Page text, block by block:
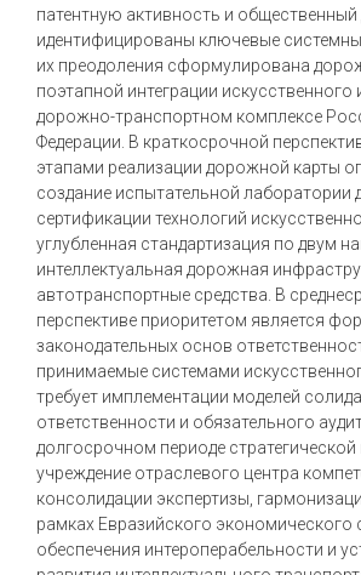
патентную активность и общественный
идентифицированы ключевые
их преодоления сформулирована
поэтапной интеграции искусственного
дорожно-транспортном комплексе
Федерации. В краткосрочной
этапами реализации дорожной карты
создание испытательной лаборатории
сертификации технологий
углубленная стандартизация по двум
интеллектуальная дорожная
автотранспортные средства. В
перспективе приоритетом является
законодательных основ
принимаемые системами
требует имплементации моделей
ответственности и обязательного
долгосрочном периоде
учреждение отраслевого центра
консолидации экспертизы,
рамках Евразийского экономического
обеспечения интероперабельности и